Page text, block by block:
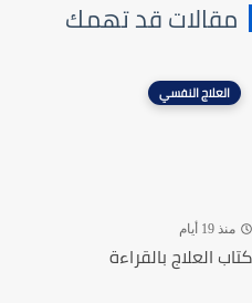
مقالات قد تهمك
العلاج النفسي
منذ 19 أيام
كتاب العلاج بالقراءة